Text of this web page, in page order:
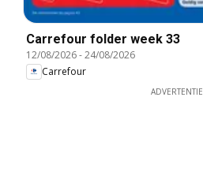
Carrefour folder week 33
12/08/2026-24/08/2026
Carrefour
ADVERTENTIE